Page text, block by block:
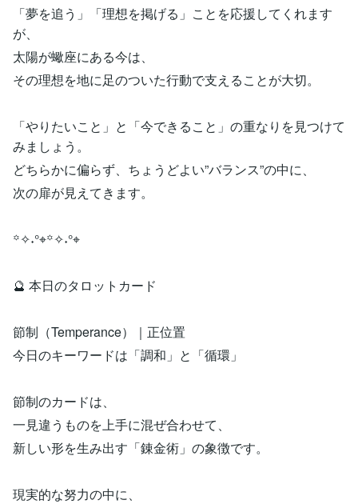
「夢を追う」「理想を掲げる」ことを応援してくれます
が、
太陽が蠍座にある今は、
その理想を地に足のついた行動で支えることが大切。
「やりたいこと」と「今できること」の重なりを見つけて
みましょう。
どちらかに偏らず、ちょうどよい”バランス”の中に、
次の扉が見えてきます。
꙳✧˖°⌖꙳✧˖°⌖
🔮 本日のタロットカード
節制（Temperance）｜正位置
今日のキーワードは「調和」と「循環」
節制のカードは、
一見違うものを上手に混ぜ合わせて、
新しい形を生み出す「錬金術」の象徴です。
現実的な努力の中に、